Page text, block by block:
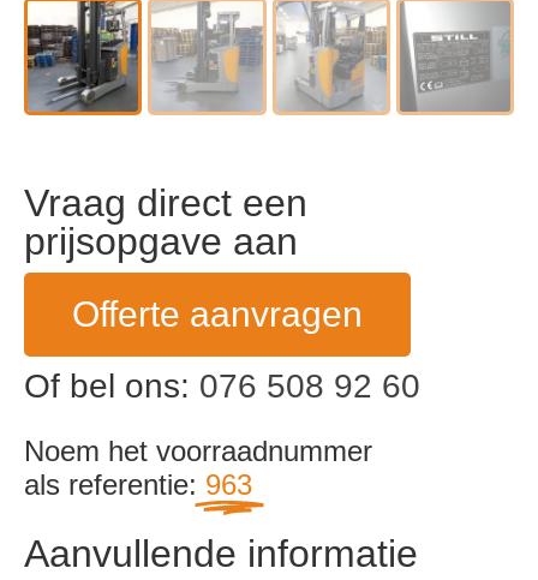
Vraag direct een
prijsopgave aan
Offerte aanvragen
Of bel ons: 076 508 92 60
Noem het voorraadnummer
als referentie: 963
Aanvullende informatie